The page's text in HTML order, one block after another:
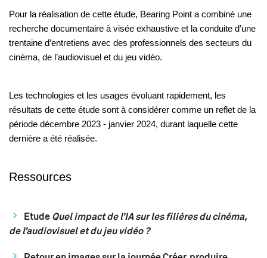
Pour la réalisation de cette étude, Bearing Point a combiné une
recherche documentaire à visée exhaustive et la conduite d’une
trentaine d’entretiens avec des professionnels des secteurs du
cinéma, de l’audiovisuel et du jeu vidéo.
Les technologies et les usages évoluant rapidement, les
résultats de cette étude sont à considérer comme un reflet de la
période décembre 2023 - janvier 2024, durant laquelle cette
dernière a été réalisée.
Ressources
Etude Quel impact de l’IA sur les filières du cinéma,
de l’audiovisuel et du jeu vidéo ?